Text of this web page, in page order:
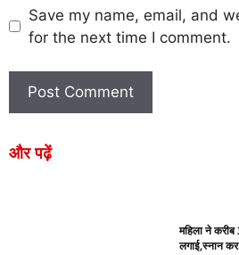
Save my name, email, and
for the next time I comment.
और पढ़ें
महिला ने
लगाई,स्नान कर